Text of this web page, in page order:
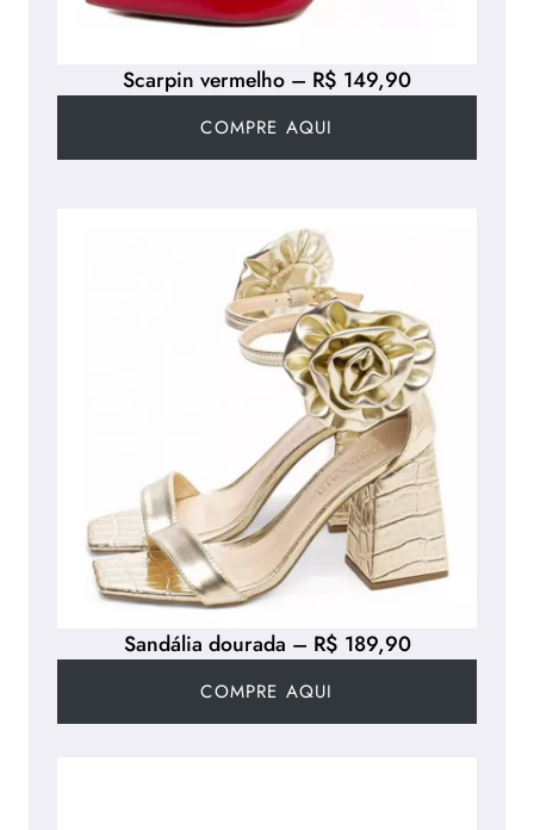
Sandália dourada – R$ 189,90
COMPRE AQUI
Scarpin vermelho – R$ 149,90
COMPRE AQUI